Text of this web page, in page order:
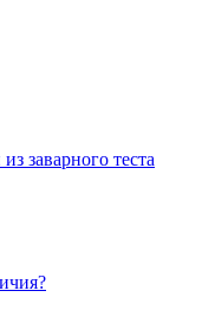
заварного теста